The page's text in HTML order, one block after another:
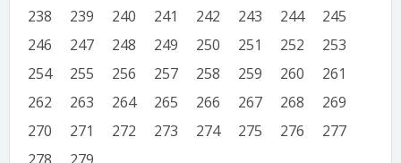
238
239 240 241 242 243 244
245
246
247 248 249 250 251 252
253
254
255 256 257 258 259 260
261
262
263 264 265 266 267 268
269
270
271 272 273 274 275 276
277